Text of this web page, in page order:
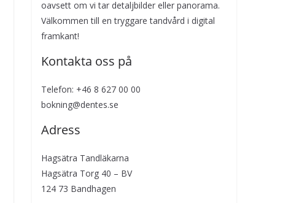
oavsett om vi tar detaljbilder eller panorama.
Välkommen till en tryggare tandvård i digital
framkant!
Kontakta oss på
Telefon: +46 8 627 00 00
bokning@dentes.se
Adress
Hagsätra Tandläkarna
Hagsätra Torg 40 – BV
124 73 Bandhagen